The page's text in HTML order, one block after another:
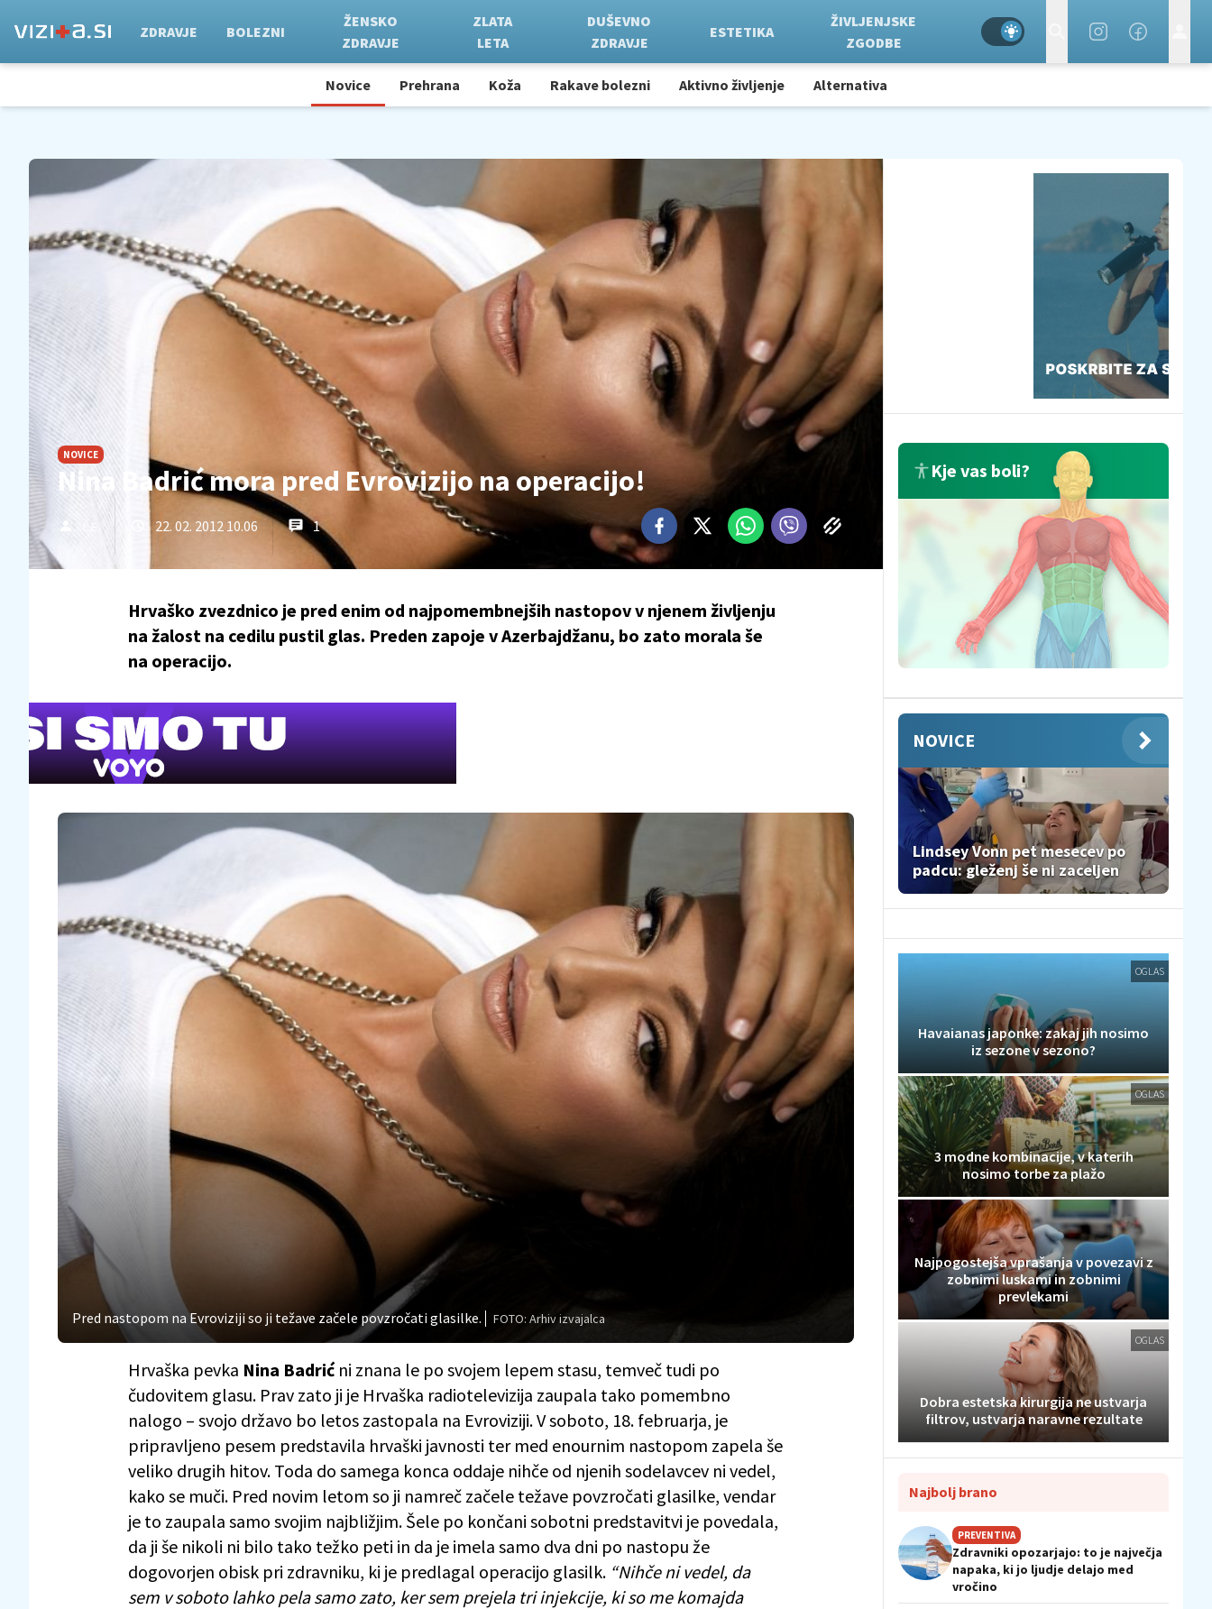
ZDRAVJE BOLEZNI
ŽENSKO
ZDRAVJE
ZLATA
LETA
DUŠEVNO
ZDRAVJE
ESTETIKA
ŽIVLJENJSKE
ZGODBE
Novice Prehrana Koža Rakave bolezni Aktivno življenje Alternativa
NOVICE
Nina Badrić mora pred Evrovizijo na operacijo!
22. 02. 2012 10.06 1
Hrvaško zvezdnico je pred enim od najpomembnejših nastopov v njenem življenju
na žalost na cedilu pustil glas. Preden zapoje v Azerbajdžanu, bo zato morala še
na operacijo.
Pred nastopom na Evroviziji so ji težave začele povzročati glasilke. FOTO: Arhiv izvajalca
Hrvaška pevka Nina Badrićni znana le po svojem lepem stasu, temveč tudi po
čudovitem glasu. Prav zato ji je Hrvaška radiotelevizija zaupala tako pomembno
nalogo – svojo državo bo letos zastopala na Evroviziji. V soboto, 18. februarja, je
pripravljeno pesem predstavila hrvaški javnosti ter med enournim nastopom zapela še
veliko drugih hitov. Toda do samega konca oddaje nihče od njenih sodelavcev ni vedel,
kako se muči. Pred novim letom so ji namreč začele težave povzročati glasilke, vendar
je to zaupala samo svojim najbližjim. Šele po končani sobotni predstavitvi je povedala,
da ji še nikoli ni bilo tako težko peti in da je imela samo dva dni po nastopu že
dogovorjen obisk pri zdravniku, ki je predlagal operacijo glasilk. “Nihče ni vedel, da
sem v soboto lahko pela samo zato, ker sem prejela tri injekcije, ki so me komajda
Kje vas boli?
NOVICE
Lindsey Vonn pet mesecev po
padcu: gleženj še ni zaceljen
OGLAS
Havaianas japonke: zakaj jih nosimo
iz sezone v sezono?
OGLAS
3 modne kombinacije, v katerih
nosimo torbe za plažo
Najpogostejša vprašanja v povezavi z
zobnimi luskami in zobnimi
prevlekami
OGLAS
Dobra estetska kirurgija ne ustvarja
filtrov, ustvarja naravne rezultate
Najbolj brano
PREVENTIVA
Zdravniki opozarjajo: to je največja
napaka, ki jo ljudje delajo med
vročino